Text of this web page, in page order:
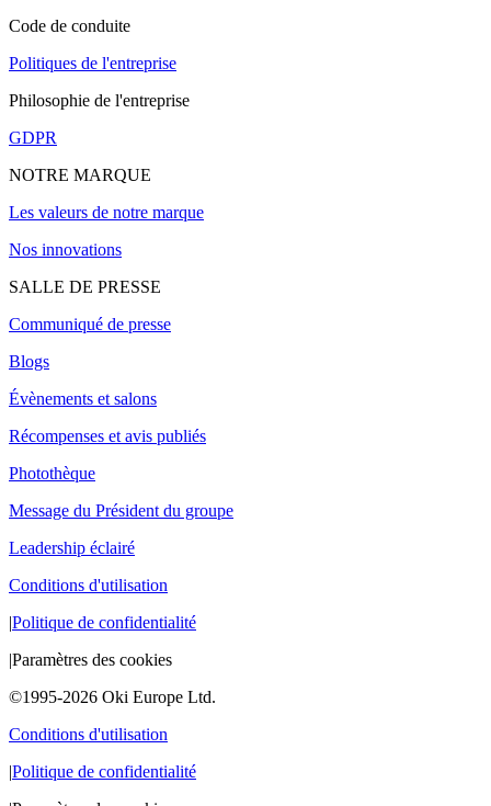
Code de conduite
Politiques de l'entreprise
Philosophie de l'entreprise
GDPR
NOTRE MARQUE
Les valeurs de notre marque
Nos innovations
SALLE DE PRESSE
Communiqué de presse
Blogs
Évènements et salons
Récompenses et avis publiés
Photothèque
Message du Président du groupe
Leadership éclairé
Conditions d'utilisation
|Politique de confidentialité
|Paramètres des cookies
©1995-2026 Oki Europe Ltd.
Conditions d'utilisation
|Politique de confidentialité